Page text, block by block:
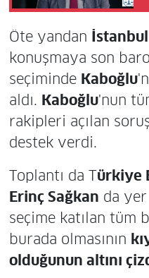
Öte yandan
konuşmaya son baro
seçiminde Kaboğlu
aldı. Kaboğlu'nun
rakipleri açılan
destek verdi.
Toplantı da Türkiye
Erinç Sağkan da yer
seçime katılan tüm
burada olmasının
olduğunun altını